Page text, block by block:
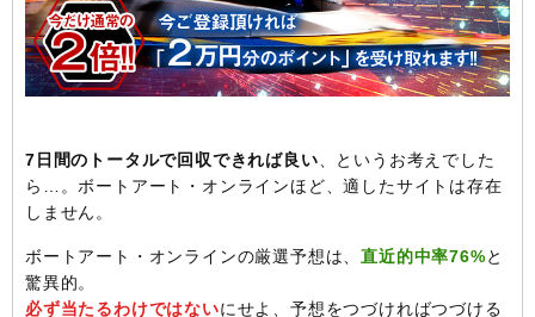
7日間のトータルで回収できれば良い、というお考えでした
ら…。ボートアート・オンラインほど、適したサイトは存在
しません。
ボートアート・オンラインの厳選予想は、直近的中率76%と
驚異的。
必ず当たるわけではないにせよ、予想をつづければつづける